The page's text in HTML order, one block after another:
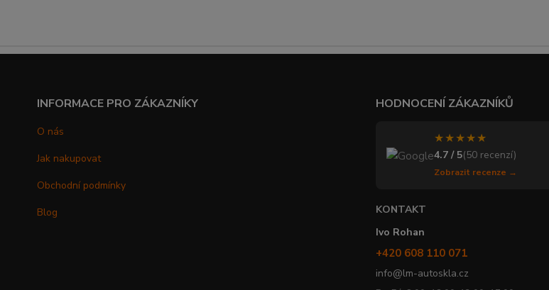
INFORMACE PRO ZÁKAZNÍKY
O nás
Jak nakupovat
Obchodní podmínky
Blog
HODNOCENÍ ZÁKAZNÍKŮ
★★★★★
4.7 / 5(50 recenzí)
Zobrazit recenze →
KONTAKT
Ivo Rohan
+420 608 110 071
info@lm-autoskla.cz